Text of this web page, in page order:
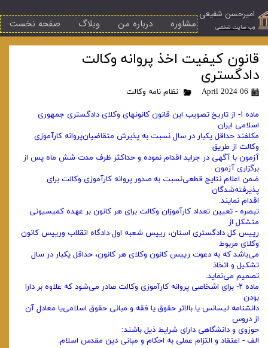
صفحه نخست وبلاگ درباره من مشاوره
امیرحسن شفیعی
​وب سایت شخصی
‌قانون کیفیت اخذ پروانه وکالت
دادگستری
06 April 2024 نظام نامه وکالت
‌ماده ۱- از تاریخ تصویب این قانون کانونهای وکلای دادگستری جمهوری
اسلامی ایران
مکلفند حداقل یکبار در سال نسبت به پذیرش متقاضیان‌پروانه کارآموزی
وکالت از طریق
آزمون با آگهی در جراید اقدام نموده و حداکثر ظرف مدت شش ماه پس از
برگزاری آزمون
ضمن اعلام نتایج قطعی‌نسبت به صدور پروانه کارآموزی وکالت برای
پذیرفته‌شدگان
اقدام نمایند.
‌تبصره - تعیین تعداد کارآموزان وکالت برای هر کانون بر عهده کمیسیونی
متشکل از
رییس کل دادگستری استان، رییس شعبه اول دادگاه انقلاب و‌رییس کانون
وکلای مربوط
می‌باشد که به دعوت رییس کانون وکلای هر کانون، حداقل یکبار در سال
تشکیل و اتخاذ
تصمیم می‌نماید.
‌ماده ۲- برای اشخاصی پروانه کارآموزی وکالت صادر می‌شود که علاوه بر دارا
بودن
دانشنامه لیسانس یا بالاتر حقوق یا فقه و مبانی حقوق اسلامی‌یا معادل آن
از دروس
حوزوی و دانشگاهی دارای شرایط ذیل باشند:
‌الف - اعتقاد و التزام عملی به احکام و مبانی دین مقدس اسلام.